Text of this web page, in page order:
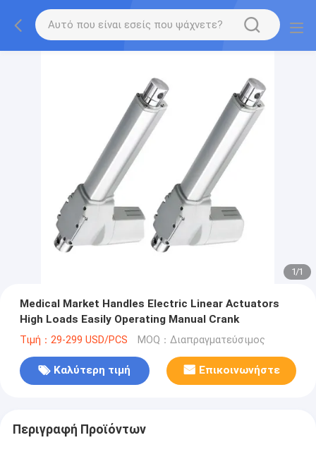
1/1
Medical Market Handles Electric Linear Actuators
High Loads Easily Operating Manual Crank
Τιμή：29-299 USD/PCS MOQ：Διαπραγματεύσιμος
Καλύτερη τιμή Επικοινωνήστε
Περιγραφή Προϊόντων